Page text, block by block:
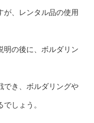
が、レンタル品の使用
明の後に、ボルダリン
でき、ボルダリングや
しょう。